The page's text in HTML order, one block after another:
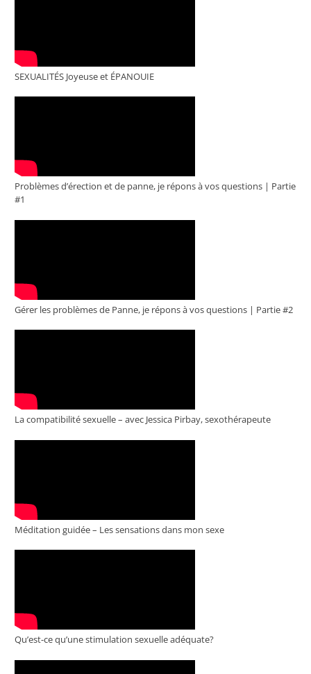
SEXUALITÉS Joyeuse et ÉPANOUIE
Problèmes d’érection et de panne, je répons à vos questions | Partie
#1
Gérer les problèmes de Panne, je répons à vos questions | Partie #2
La compatibilité sexuelle – avec Jessica Pirbay, sexothérapeute
Méditation guidée – Les sensations dans mon sexe
Qu’est-ce qu’une stimulation sexuelle adéquate?